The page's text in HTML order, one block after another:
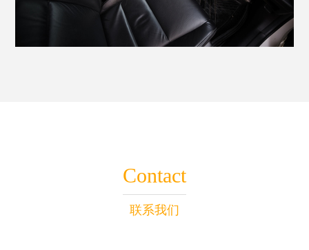
Contact
联系我们